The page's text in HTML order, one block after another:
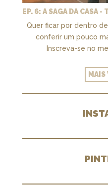
Quer ficar por dentro
conferir um pouco
Inscreva-se no
MAIS